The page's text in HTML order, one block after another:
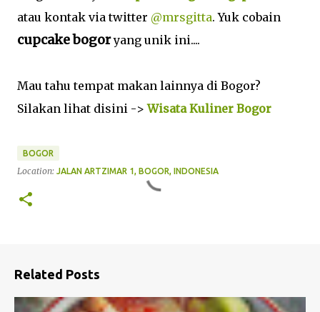
atau kontak via twitter @mrsgitta. Yuk cobain
cupcake bogoryang unik ini....
Mau tahu tempat makan lainnya di Bogor?
Silakan lihat disini ->Wisata Kuliner Bogor
BOGOR
Location: JALAN ARTZIMAR 1, BOGOR, INDONESIA
Related Posts